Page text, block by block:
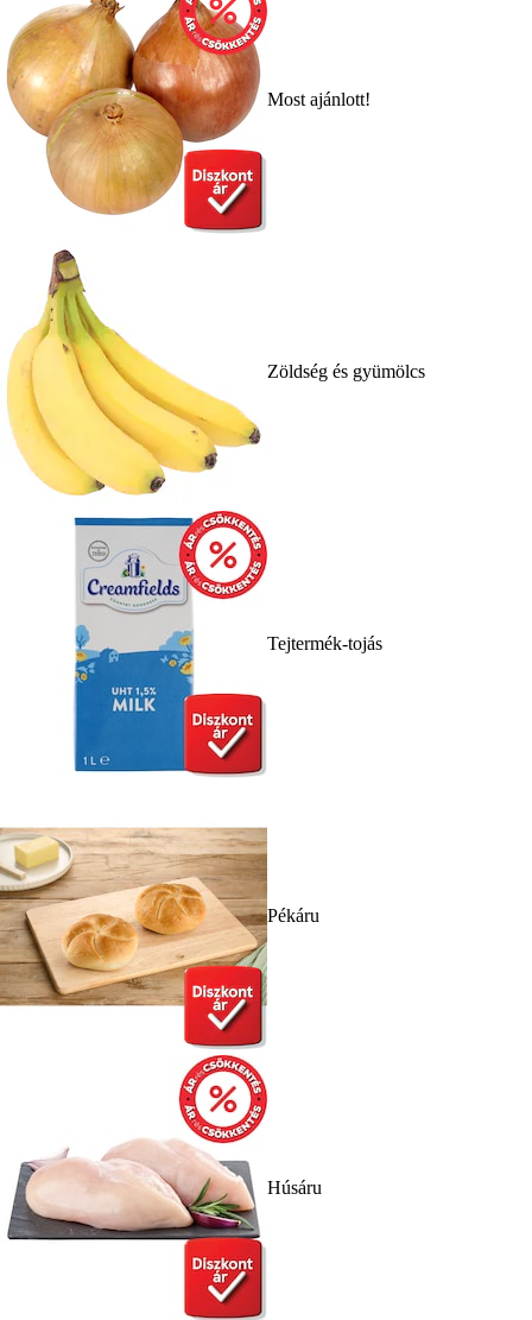
Most ajánlott!
Zöldség és gyümölcs
Tejtermék-tojás
Pékáru
Húsáru